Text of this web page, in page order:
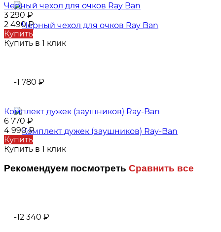
Черный чехол для очков Ray Ban
3 290 ₽
2 490₽
Купить
Купить в 1 клик
-1 780 ₽
Комплект дужек (заушников) Ray-Ban
6 770 ₽
4 990₽
Купить
Купить в 1 клик
Рекомендуем посмотреть Сравнить все
-12 340 ₽